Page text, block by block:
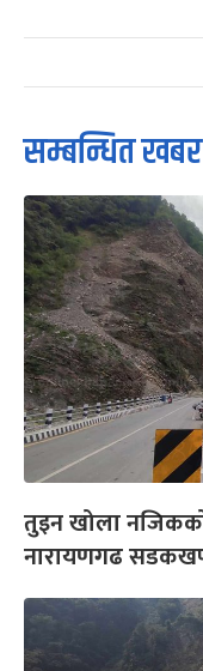
सम्बन्धित खबर
तुइन खोला
नारायणगढ